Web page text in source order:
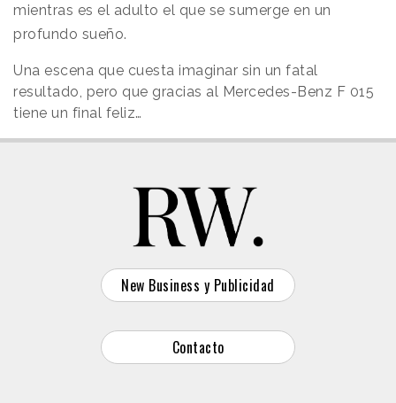
mientras es el adulto el que se sumerge en un
profundo sueño.
Una escena que cuesta imaginar sin un fatal
resultado, pero que gracias al Mercedes-Benz F 015
tiene un final feliz…
New Business y Publicidad
Contacto